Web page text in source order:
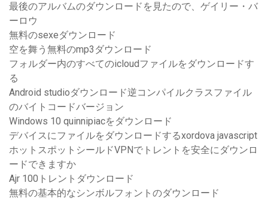
最後のアルバムのダウンロードを見たので、ゲイリー・バ
ーロウ
無料のsexeダウンロード
空を舞う無料のmp3ダウンロード
フォルダー内のすべてのicloudファイルをダウンロードす
る
Android studioダウンロード逆コンパイルクラスファイル
のバイトコードバージョン
Windows 10 quinnipiacをダウンロード
デバイスにファイルをダウンロードするxordova javascript
ホットスポットシールドVPNでトレントを安全にダウンロ
ードできますか
Ajr 100トレントダウンロード
無料の基本的なシンボルフォントのダウンロード